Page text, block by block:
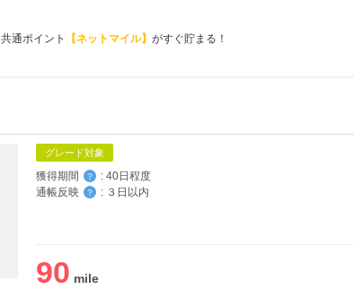
共通ポイント 【ネットマイル】 がすぐ貯まる！
グレード対象
獲得期間 ？ : 40日程度
通帳反映
？ : ３日以内
90